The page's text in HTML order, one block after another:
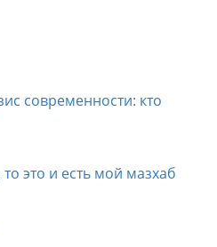
современности: кто
это и есть мой мазхаб